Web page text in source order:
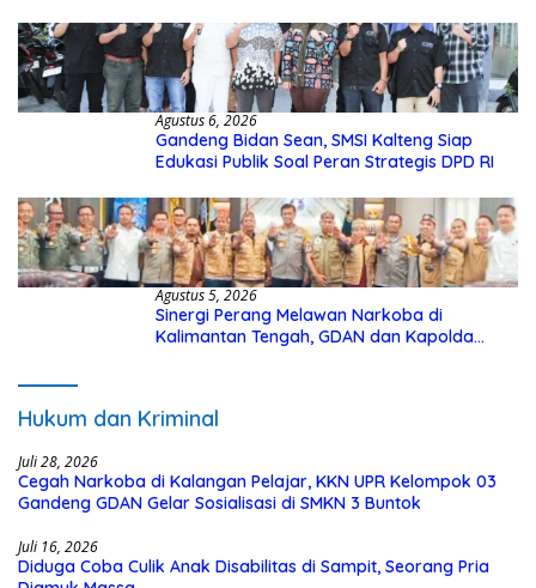
Agustus 6, 2026
Gandeng Bidan Sean, SMSI Kalteng Siap
Edukasi Publik Soal Peran Strategis DPD RI
Agustus 5, 2026
Sinergi Perang Melawan Narkoba di
Kalimantan Tengah, GDAN dan Kapolda
Hukum dan Kriminal
Juli 28, 2026
Cegah Narkoba di Kalangan Pelajar, KKN UPR Kelompok 03
Gandeng GDAN Gelar Sosialisasi di SMKN 3 Buntok
Juli 16, 2026
Diduga Coba Culik Anak Disabilitas di Sampit, Seorang Pria